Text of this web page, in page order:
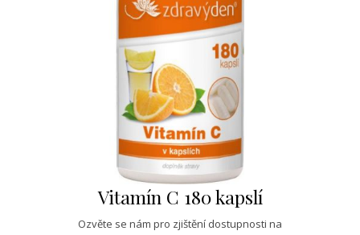
Vitamín C 180 kapslí
Ozvěte se nám pro zjištění dostupnosti na